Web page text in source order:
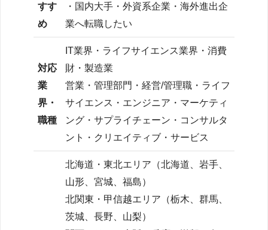
すす
め
・国内大手・外資系企業・海外進出企
業へ転職したい
対応
業
界・
職種
IT業界・ライフサイエンス業界・消費
財・製造業
営業・管理部門・経営/管理職・ライフ
サイエンス・エンジニア・マーケティ
ング・サプライチェーン・コンサルタ
ント・クリエイティブ・サービス
北海道・東北エリア（北海道、岩手、
山形、宮城、福島）
北関東・甲信越エリア（栃木、群馬、
茨城、長野、山梨）